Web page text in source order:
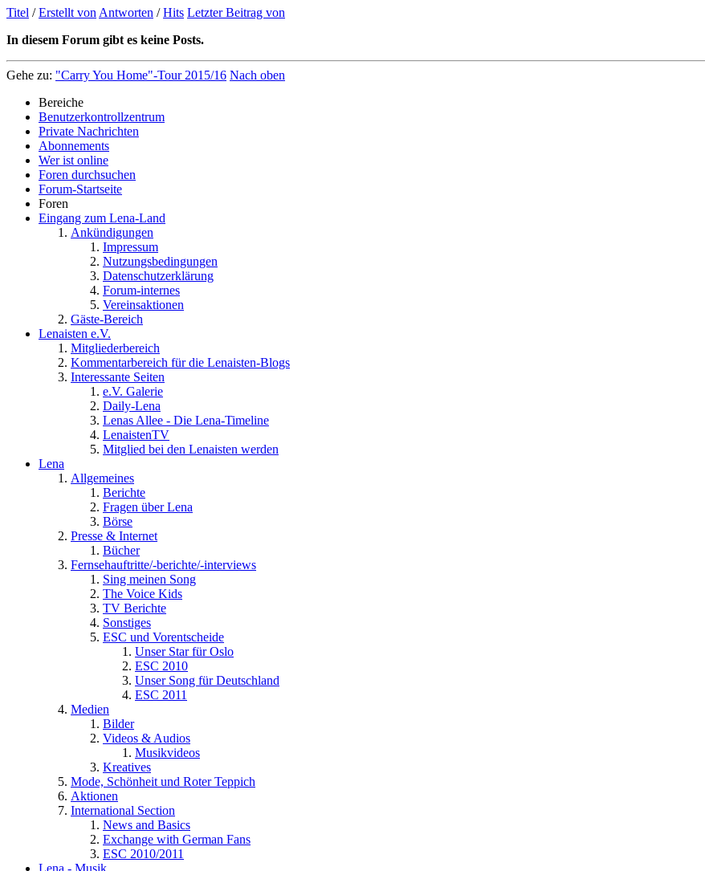
Titel /Erstellt von Antworten /Hits Letzter Beitrag von
In diesem Forum gibt es keine Posts.
Gehe zu: "Carry You Home"-Tour 2015/16 Nach oben
Bereiche
Benutzerkontrollzentrum
Private Nachrichten
Abonnements
Wer ist online
Foren durchsuchen
Forum-Startseite
Foren
Eingang zum Lena-Land
Ankündigungen
Impressum
Nutzungsbedingungen
Datenschutzerklärung
Forum-internes
Vereinsaktionen
Gäste-Bereich
Lenaisten e.V.
Mitgliederbereich
Kommentarbereich für die Lenaisten-Blogs
Interessante Seiten
e.V. Galerie
Daily-Lena
Lenas Allee - Die Lena-Timeline
LenaistenTV
Mitglied bei den Lenaisten werden
Lena
Allgemeines
Berichte
Fragen über Lena
Börse
Presse & Internet
Bücher
Fernsehauftritte/-berichte/-interviews
Sing meinen Song
The Voice Kids
TV Berichte
Sonstiges
ESC und Vorentscheide
Unser Star für Oslo
ESC 2010
Unser Song für Deutschland
ESC 2011
Medien
Bilder
Videos & Audios
Musikvideos
Kreatives
Mode, Schönheit und Roter Teppich
Aktionen
International Section
News and Basics
Exchange with German Fans
ESC 2010/2011